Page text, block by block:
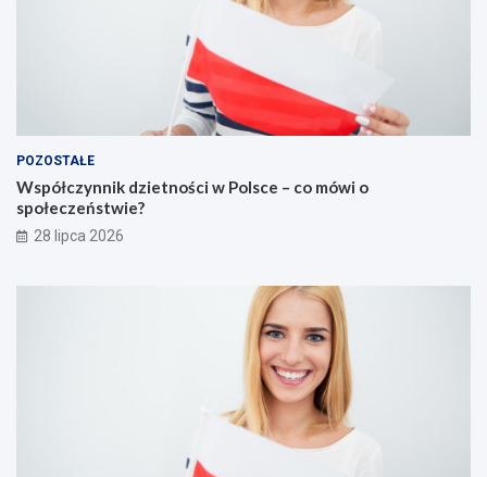
POZOSTAŁE
Współczynnik dzietności w Polsce – co mówi o
społeczeństwie?
28 lipca 2026